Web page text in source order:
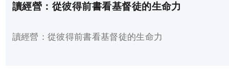
讀經營：從彼得前書看基督徒的生命力
讀經營：從彼得前書看基督徒的生命力